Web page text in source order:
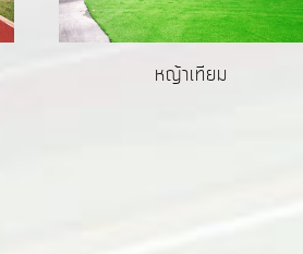
หญ้าเทียม